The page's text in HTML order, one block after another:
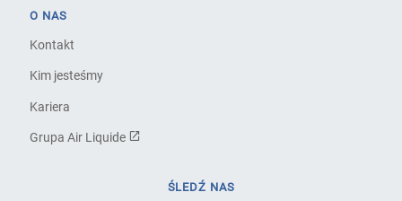
O NAS
Kontakt
Kim jesteśmy
Kariera
Grupa Air Liquide
ŚLEDŹ NAS